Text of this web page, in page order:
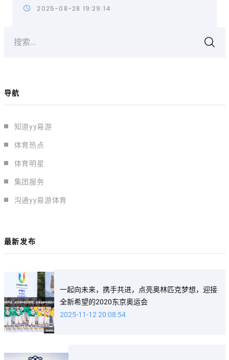
2025-08-28 19:29:14
搜索...
导航
知道yy易游
体育热点
体育明星
集团服务
沟通yy易游体育
最新发布
一起向未来，携手共进，点亮奥林匹克梦想，迎接
全新希望的2020东京奥运会
2025-11-12 20:08:54